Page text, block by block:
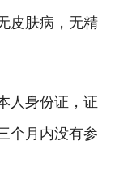
皮肤病，无精
人身份证，证
个月内没有参